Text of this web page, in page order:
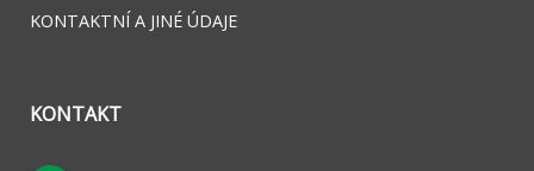
KONTAKTNÍ A JINÉ ÚDAJE
KONTAKT